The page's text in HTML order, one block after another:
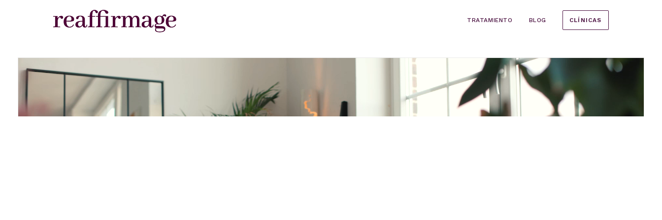
TRATAMIENTO BLOG CLÍNICAS